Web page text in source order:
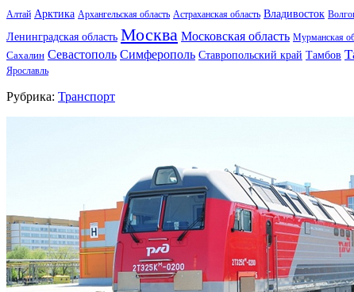
Алтай Арктика Архангельская область Астраханская область Владивосток
Ленинградская область Москва Московская область Мурманская
Сахалин Севастополь Симферополь Ставропольский край Тамбов
Ярославль
Рубрика: Транспорт